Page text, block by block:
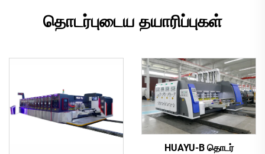
தொடர்புடைய தயாரிப்புகள்
HUAYU-B தொடர்